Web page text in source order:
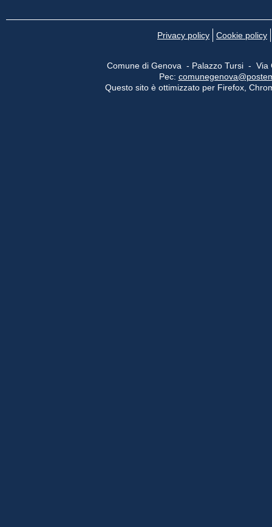
Privacy policy Cookie policy
Comune di Genova - Palazzo Tursi -
Pec:
Questo sito è ottimizzato per Firefox,